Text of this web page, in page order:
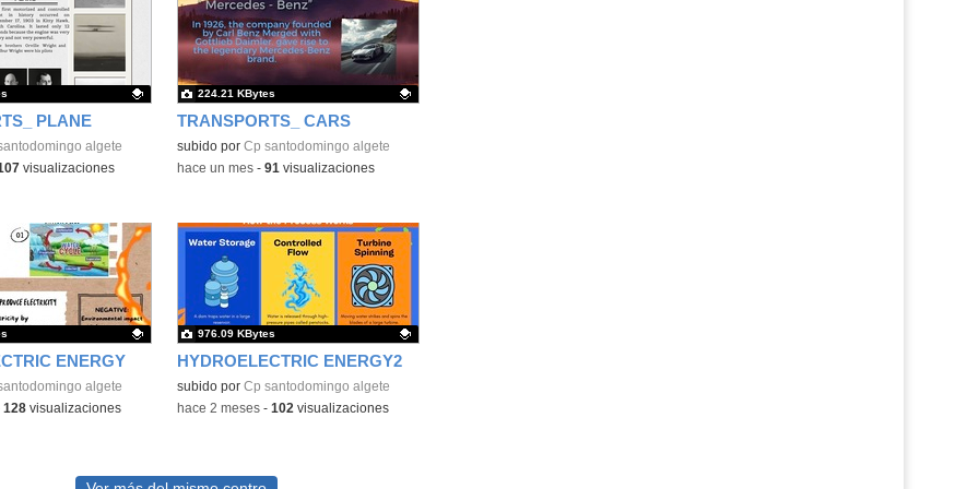
PLANE
algete
visualizaciones
TRANSPORTS_ CARS
Contenido educativo.
subido por Cp santodomingo algete
224.21 KBytes
-hace un mes- 91 visualizaciones
ENERGY
algete
128visualizaciones
HYDROELECTRIC ENERGY2
Contenido educativo.
subido por Cp santodomingo algete
976.09 KBytes
-hace 2 meses- 102 visualizaciones